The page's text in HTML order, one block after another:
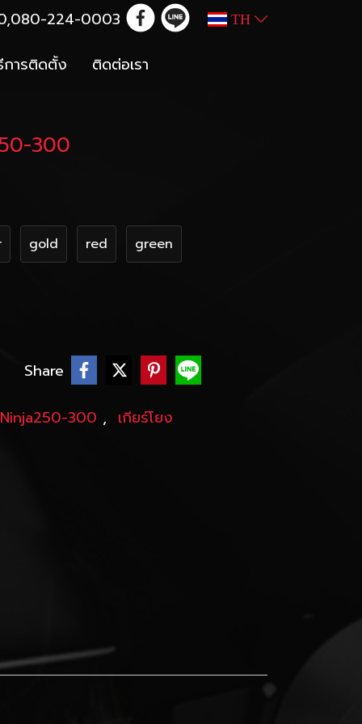
224-0003 TH
การติดตั้ง ติดต่อเรา
300
gold red green
Share
Ninja250-300 , เกียร์โยง